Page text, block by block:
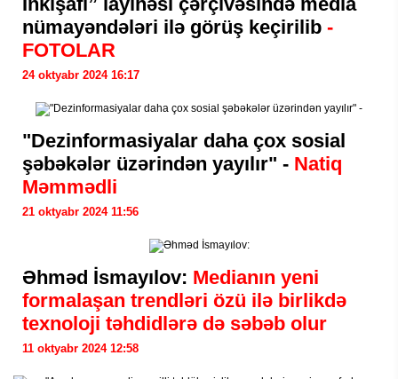
nümayəndələri ilə görüş keçirilib -
FOTOLAR
24 oktyabr 2024 16:17
"Dezinformasiyalar daha çox sosial
şəbəkələr üzərindən yayılır" - Natiq
Məmmədli
21 oktyabr 2024 11:56
Əhməd İsmayılov: Medianın yeni
formalaşan trendləri özü ilə birlikdə
texnoloji təhdidlərə də səbəb olur
11 oktyabr 2024 12:58